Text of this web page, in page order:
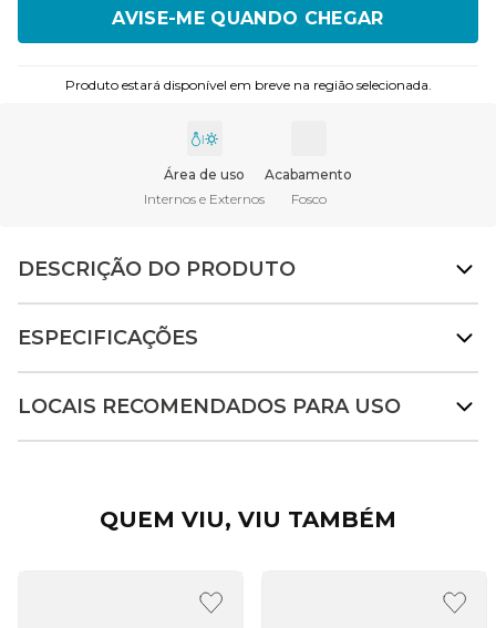
ENVIAR
Produto estará disponível em breve na região selecionada.
Área de uso
Internos e Externos
Acabamento
Fosco
DESCRIÇÃO DO PRODUTO
ESPECIFICAÇÕES
LOCAIS RECOMENDADOS PARA USO
QUEM VIU, VIU TAMBÉM